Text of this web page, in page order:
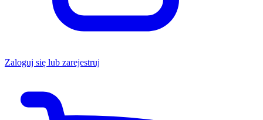
Zaloguj się lub zarejestruj